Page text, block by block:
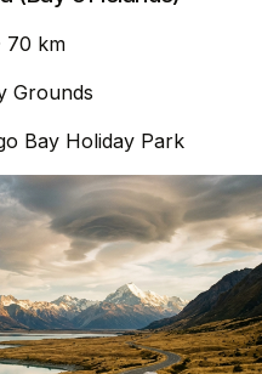
70 km
Grounds
Bay Holiday Park